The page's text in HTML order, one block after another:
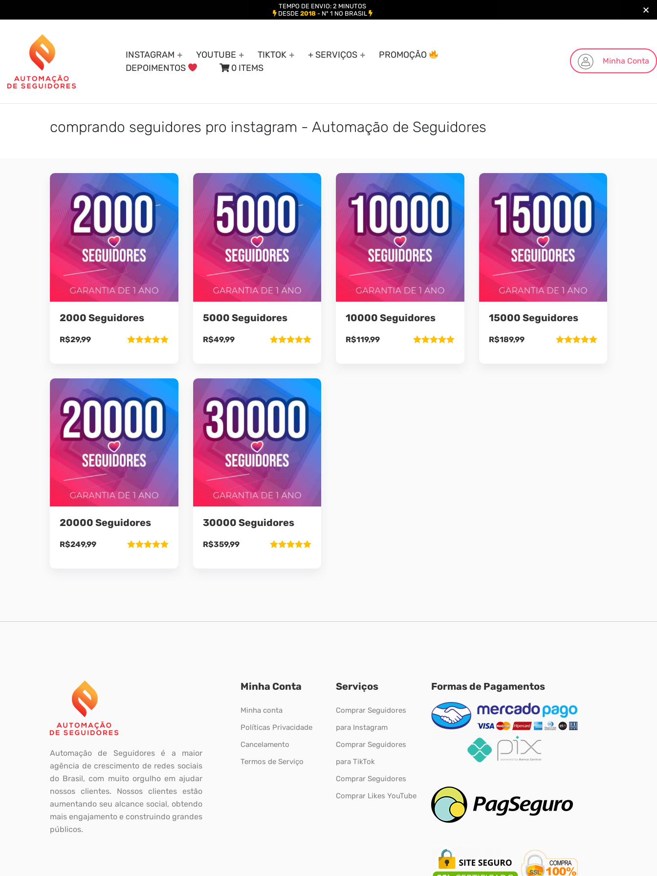
INSTAGRAM YOUTUBE TIKTOK + SERVIÇOS
PROMOÇÃO
DEPOIMENTOS
0 ITEMS
Minha Conta
comprando seguidores pro instagram - Automação de Seguidores
2000 Seguidores
R$29,99
5000 Seguidores
R$49,99
10000 Seguidores
R$119,99
15000 Seguidores
R$189,99
20000 Seguidores
R$249,99
30000 Seguidores
R$359,99
Automação de Seguidores é a maior
agência de crescimento de redes sociais
do Brasil, com muito orgulho em ajudar
nossos clientes. Nossos clientes estão
aumentando seu alcance social, obtendo
mais engajamento e construindo grandes
públicos.
Minha Conta
Minha conta
Políticas Privacidade
Cancelamento
Termos de Serviço
Serviços
Comprar Seguidores
para Instagram
Comprar Seguidores
para TikTok
Comprar Seguidores
Comprar Likes YouTube
Formas de Pagamentos
TEMPO DE ENVIO: 2 MINUTOS
DESDE 2018- Nº 1 NO BRASIL